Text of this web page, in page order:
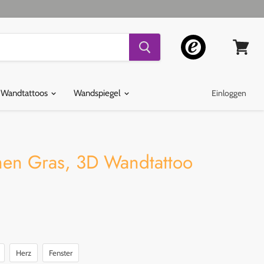
Wandspiegel Einloggen
Gras, 3D Wandtattoo
Herz Fenster